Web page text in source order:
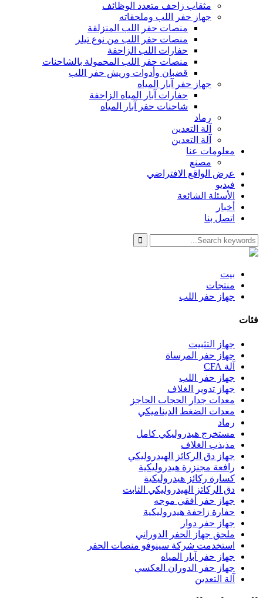
مثقاب زاحف متعدد الوظائف
جهاز حفر اللب وملحقاته
منصات حفر اللب المنزلقة
منصات حفر اللب من نوع تيلر
حفارات اللب الزاحفة
منصات حفر اللب المحمولة بالشاحنات
قضبان وأدوات وريش حفر اللب
جهاز حفر آبار المياه
حفارات آبار المياه الزاحفة
شاحنات حفر آبار المياه
رماد
آلة التعدين
آلة التعدين
معلومات عنا
مصنع
عرض الواقع الافتراضي
فيديو
الأسئلة الشائعة
أخبار
اتصل بنا
بيت
منتجات
جهاز حفر اللب
فئات
جهاز التثبيت
جهاز حفر المرساة
آلة CFA
جهاز حفر اللب
جهاز تدوير الغلاف
معدات جدار الحجاب الحاجز
معدات الضغط الديناميكي
رماد
مستخرج هيدروليكي كامل
مذبذب الغلاف
جهاز دق الركائز الهيدروليكي
رافعة مجنزرة هيدروليكية
كسارة ركائز هيدروليكية
دق الركائز الهيدروليكي الثابت
جهاز حفر أفقي موجه
حفارة زاحفة هيدروليكية
جهاز حفر دوار
ملحق جهاز الحفر الدوراني
استخدمت شركة سينوفو منصات الحفر
جهاز حفر آبار المياه
جهاز حفر الدوران العكسي
آلة التعدين